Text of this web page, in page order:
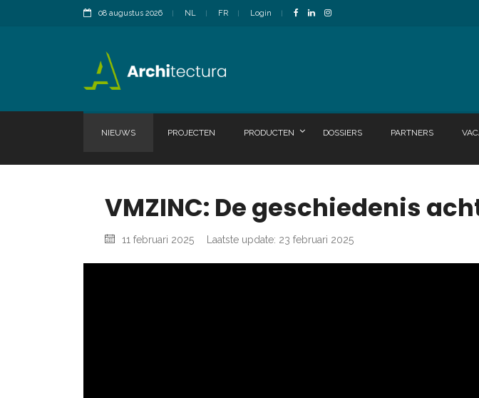
08 augustus 2026 NL FR Login
NIEUWS PROJECTEN PRODUCTEN DOSSIERS PARTNERS
VMZINC: De geschiedenis
11 februari 2025 Laatste update: 23 februari 2025